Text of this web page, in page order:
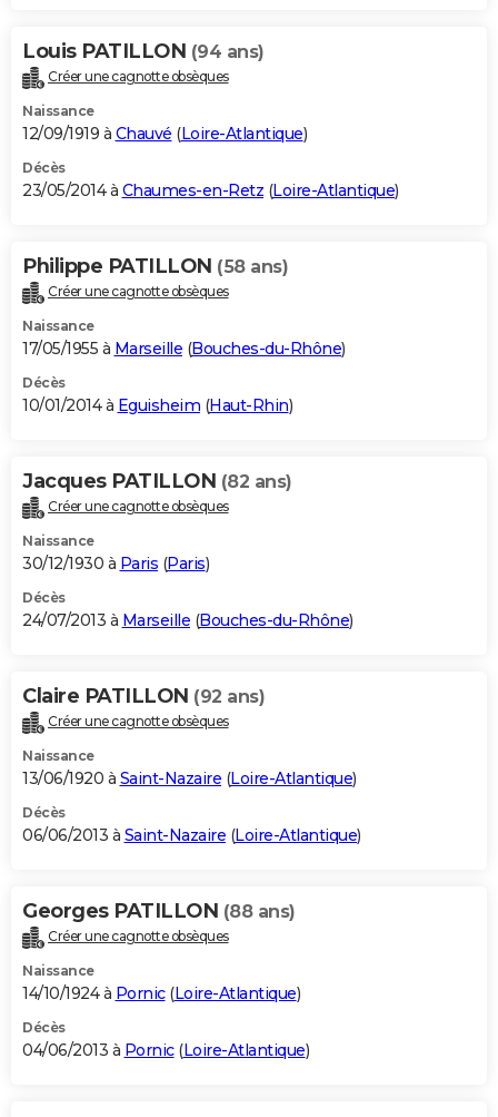
Louis PATILLON (94 ans)
Créer une cagnotte obsèques
Naissance
12/09/1919 à Chauvé (Loire-Atlantique)
Décès
23/05/2014 à Chaumes-en-Retz (Loire-Atlantique)
Philippe PATILLON (58 ans)
Créer une cagnotte obsèques
Naissance
17/05/1955 à Marseille (Bouches-du-Rhône)
Décès
10/01/2014 à Eguisheim (Haut-Rhin)
Jacques PATILLON (82 ans)
Créer une cagnotte obsèques
Naissance
30/12/1930 à Paris (Paris)
Décès
24/07/2013 à Marseille (Bouches-du-Rhône)
Claire PATILLON (92 ans)
Créer une cagnotte obsèques
Naissance
13/06/1920 à Saint-Nazaire (Loire-Atlantique)
Décès
06/06/2013 à Saint-Nazaire (Loire-Atlantique)
Georges PATILLON (88 ans)
Créer une cagnotte obsèques
Naissance
14/10/1924 à Pornic(Loire-Atlantique)
Décès
04/06/2013 à Pornic(Loire-Atlantique)